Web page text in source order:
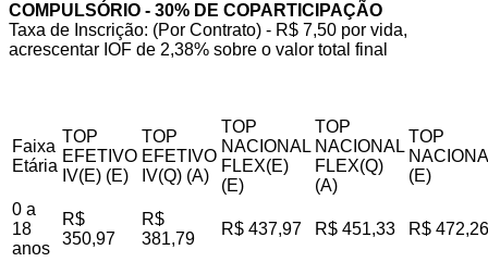
COMPULSÓRIO - 30% DE COPARTICIPAÇÃO
Taxa de Inscrição: (Por Contrato) - R$ 7,50 por vida,
acrescentar IOF de 2,38% sobre o valor total final
Faixa
Etária
TOP
EFETIVO
IV(E) (E)
TOP
EFETIVO
IV(Q) (A)
TOP
NACIONAL
FLEX(E)
(E)
TOP
NACIONAL
FLEX(Q)
(A)
TOP
(E)
0 a
18
anos
R$
350,97
R$
381,79
R$ 437,97 R$ 451,33 R$ 472,26